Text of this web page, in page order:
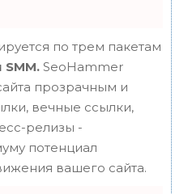
по трем пакетам
SMM. SeoHammer
прозрачным и
вечные ссылки,
релизы -
потенциал
вашего сайта.